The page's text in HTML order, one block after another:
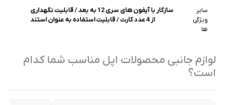
سایر
ویژگی
ها
سازگار با آیفون های سری 12 به بعد / قابلیت نگهداری
از 4 عدد کارت / قابلیت استفاده به عنوان استند
لوازم جانبی محصولات اپل مناسب شما کدام
است؟